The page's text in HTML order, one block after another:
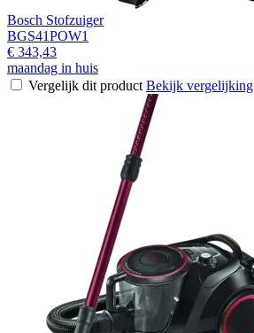
Bosch Stofzuiger
BGS41POW1
€ 343,43
maandag in huis
Vergelijk dit product Bekijk vergelijking